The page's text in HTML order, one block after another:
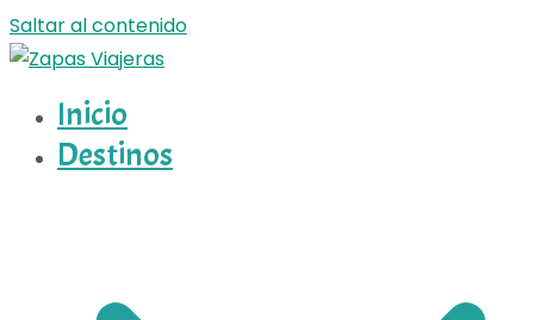
Saltar al contenido
Zapas Viajeras
Zapas Viajeras viajes y escapadas pa que te copies
Inicio
Destinos